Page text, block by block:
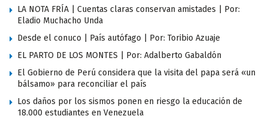
LA NOTA FRÍA | Cuentas claras conservan amistades | Por:
Eladio Muchacho Unda
Desde el conuco | País autófago | Por: Toribio Azuaje
EL PARTO DE LOS MONTES | Por: Adalberto Gabaldón
El Gobierno de Perú considera que la visita del papa será «un
bálsamo» para reconciliar el país
Los daños por los sismos ponen en riesgo la educación de
18.000 estudiantes en Venezuela